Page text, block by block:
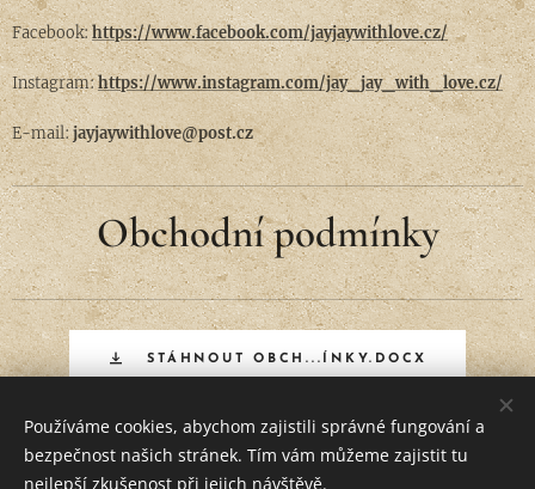
Facebook:https://www.facebook.com/jayjaywithlove.cz/
Instagram:https://www.instagram.com/jay_jay_with_love.cz/
E-mail:jayjaywithlove@post.cz
Obchodní podmínky
STÁHNOUT OBCH...ÍNKY.DOCX
Vytvořeno službouWebnode Cookies
Používáme cookies, abychom zajistili správné fungování a
bezpečnost našich stránek. Tím vám můžeme zajistit tu
nejlepší zkušenost při jejich návštěvě.